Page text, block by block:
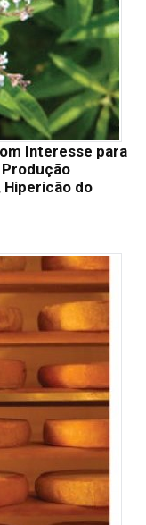
Interesse para
Hipericão do